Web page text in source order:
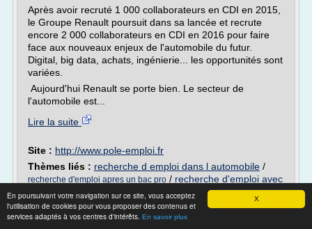
X
En poursuivant votre navigation sur ce site, vous acceptez
l'utilisation de cookies pour vous proposer des contenus et
services adaptés à vos centres d'intérêts. En savoir plus
Après avoir recruté 1 000 collaborateurs en CDI en 2015,
le Groupe Renault poursuit dans sa lancée et recrute
encore 2 000 collaborateurs en CDI en 2016 pour faire
face aux nouveaux enjeux de l'automobile du futur.
Digital, big data, achats, ingénierie... les opportunités sont
variées.
Aujourd'hui Renault se porte bien. Le secteur de
l'automobile est...
Lire la suite
Site : http://www.pole-emploi.fr
Thèmes liés : recherche d emploi dans l automobile /
recherche d'emploi apres un bac pro / recherche d'emploi avec
bac pro/recherche d'emploi avec niveau bac/recherche
emploi dans l automobile